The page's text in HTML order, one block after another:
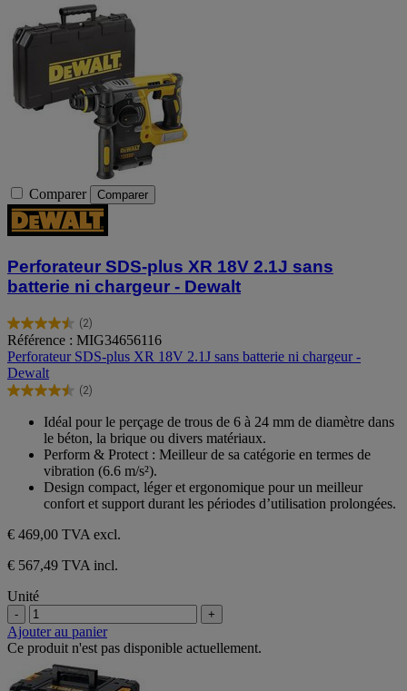
Comparer Comparer
Perforateur SDS-plus XR 18V 2.1J sans
batterie ni chargeur - Dewalt
(2)
4.5
sur
5
étoiles.
2
Référence : MIG34656116
Perforateur SDS-plus XR 18V 2.1J sans batterie ni chargeur -
Dewalt
(2)
4.5
étoiles.
Idéal pour le perçage de trous de 6 à 24 mm de diamètre dans
le béton, la brique ou divers matériaux.
Perform & Protect : Meilleur de sa catégorie en termes de
vibration (6.6 m/s²).
Design compact, léger et ergonomique pour un meilleur
confort et support durant les périodes d’utilisation prolongées.
€ 469,00 TVA excl.
€ 567,49 TVA incl.
Unité
- +
Ajouter au panier
Ce produit n'est pas disponible actuellement.